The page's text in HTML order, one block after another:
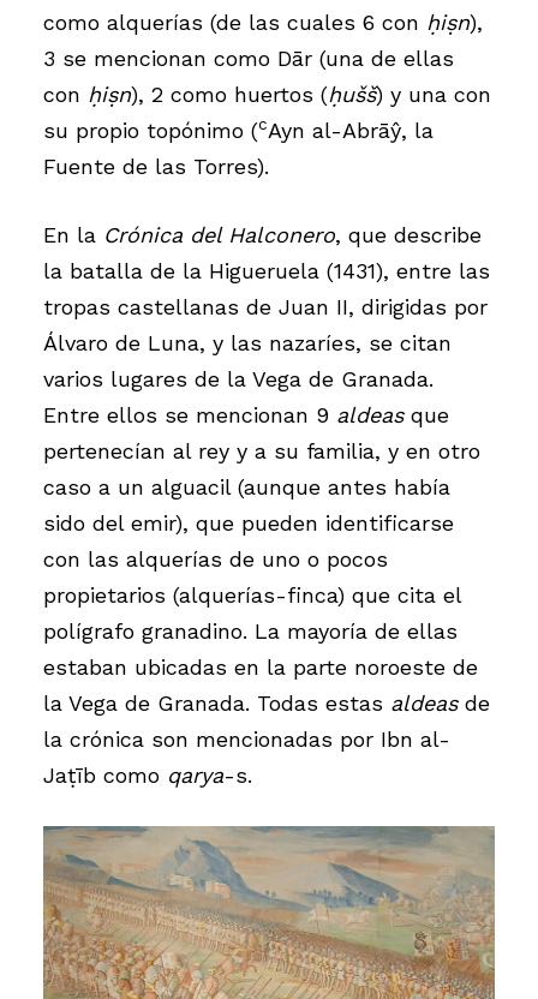
como alquerías (de las cuales 6 con ḥiṣn),
3 se mencionan como Dār (una de ellas
con ḥiṣn), 2 como huertos (ḥušš) y una con
su propio topónimo (cAyn al-Abrāŷ, la
Fuente de las Torres).
En la Crónica del Halconero, que describe
la batalla de la Higueruela (1431), entre las
tropas castellanas de Juan II, dirigidas por
Álvaro de Luna, y las nazaríes, se citan
varios lugares de la Vega de Granada.
Entre ellos se mencionan 9 aldeasque
pertenecían al rey y a su familia, y en otro
caso a un alguacil (aunque antes había
sido del emir), que pueden identificarse
con las alquerías de uno o pocos
propietarios (alquerías-finca) que cita el
polígrafo granadino. La mayoría de ellas
estaban ubicadas en la parte noroeste de
la Vega de Granada. Todas estas aldeasde
la crónica son mencionadas por Ibn al-
Jaṭīb como qarya-s.